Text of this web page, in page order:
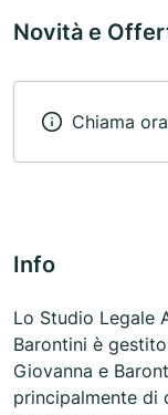
Novità e
Chiama
Info
Lo Studio Legale
Barontini è
Giovanna e
principalmente di